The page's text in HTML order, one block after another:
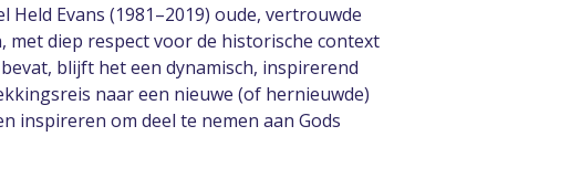
Evans (1981–2019) oude, vertrouwde
diep respect voor de historische context
blijft het een dynamisch, inspirerend
naar een nieuwe (of hernieuwde)
inspireren om deel te nemen aan Gods